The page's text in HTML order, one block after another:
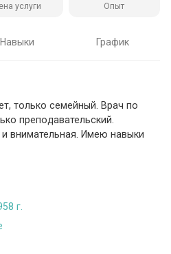
услуги Опыт
Навыки График
только семейный. Врач по
преподавательский.
и внимательная. Имею навыки
г.